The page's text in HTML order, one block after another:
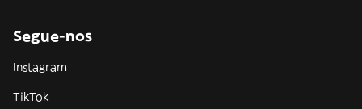
Segue-nos
Instagram
TikTok